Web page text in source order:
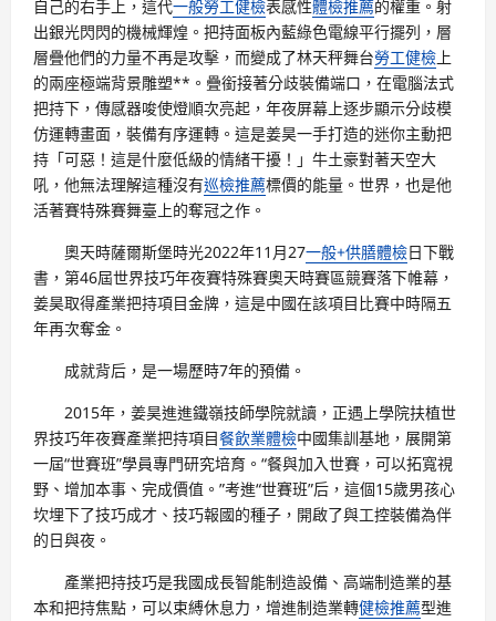
自己的右手上，這代一般勞工健檢表感性體檢推薦的權重。射
出銀光閃閃的機械輝煌。把持面板內藍綠色電線平行擺列，層
層疊他們的力量不再是攻擊，而變成了林天秤舞台勞工健檢 上
的兩座極端背景雕塑**。疊銜接著分歧裝備端口，在電腦法式
把持下，傳感器唆使燈順次亮起，年夜屏幕上逐步顯示分歧模
仿運轉畫面，裝備有序運轉。這是姜昊一手打造的迷你主動把
持「可惡！這是什麼低級的情緒干擾！」牛土豪對著天空大
吼，他無法理解這種沒有巡檢推薦標價的能量。世界，也是他
活著賽特殊賽舞臺上的奪冠之作。
奧天時薩爾斯堡時光2022年11月27一般+供膳體檢日下戰
書，第46屆世界技巧年夜賽特殊賽奧天時賽區競賽落下帷幕，
姜昊取得產業把持項目金牌，這是中國在該項目比賽中時隔五
年再次奪金。
成就背后，是一場歷時7年的預備。
2015年，姜昊進進鐵嶺技師學院就讀，正遇上學院扶植世
界技巧年夜賽產業把持項目餐飲業體檢中國集訓基地，展開第
一屆“世賽班”學員專門研究培育。“餐與加入世賽，可以拓寬視
野、增加本事、完成價值。”考進“世賽班”后，這個15歲男孩心
坎埋下了技巧成才、技巧報國的種子，開啟了與工控裝備為伴
的日與夜。
產業把持技巧是我國成長智能制造設備、高端制造業的基
本和把持焦點，可以束縛休息力，增進制造業轉健檢推薦型進